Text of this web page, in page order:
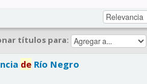
títulos para:
de Río Negro